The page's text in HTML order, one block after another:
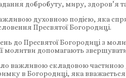
добробуту, миру, здоров’я
духовною подією, яка
Пресвятої Богородиці.
до Пресвятої Богородиці з
молитви допомагають
важливою складовою
в Богородиці, яка вважається